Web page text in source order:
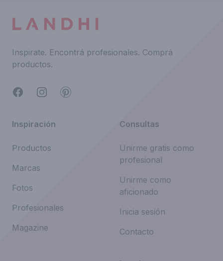
Inspirate. Encontrá profesionales. Comprá
productos.
FacebookInstagramPinterest
Inspiración
Productos
Marcas
Fotos
Profesionales
Magazine
Consultas
Unirme gratis como
profesional
Unirme como
aficionado
Inicia sesión
Contacto